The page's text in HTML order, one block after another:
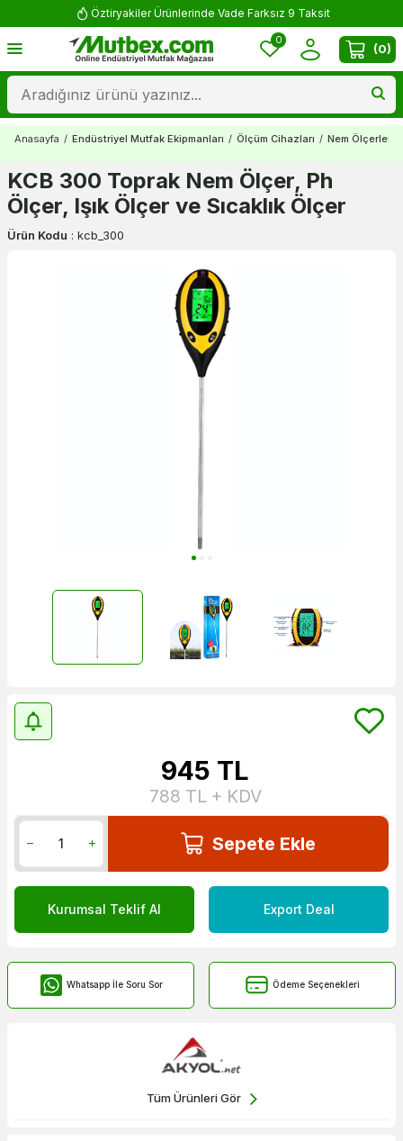
Öztiryakiler Ürünlerinde Vade Farksız 9 Taksit
0
(0)
Anasayfa / Endüstriyel Mutfak Ekipmanları / Ölçüm Cihazları / Nem Ölçerler
KCB 300 Toprak Nem Ölçer, Ph
Ölçer, Işık Ölçer ve Sıcaklık Ölçer
Ürün Kodu : kcb_300
945 TL
788 TL + KDV
Sepete Ekle
Kurumsal Teklif Al Export Deal
Whatsapp İle Soru Sor Ödeme Seçenekleri
Tüm Ürünleri Gör